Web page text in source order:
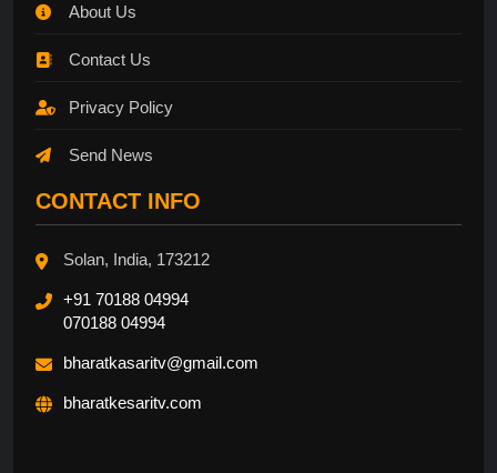
About Us
Contact Us
Privacy Policy
Send News
CONTACT INFO
Solan, India, 173212
+91 70188 04994
070188 04994
bharatkasaritv@gmail.com
bharatkesaritv.com